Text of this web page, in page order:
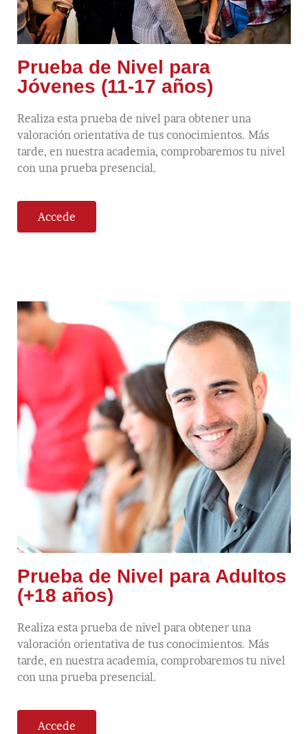
Prueba de Nivel para
Jóvenes (11-17 años)
Realiza esta prueba de nivel para obtener una
valoración orientativa de tus conocimientos. Más
tarde, en nuestra academia, comprobaremos tu nivel
con una prueba presencial.
Accede
Prueba de Nivel para Adultos
(+18 años)
Realiza esta prueba de nivel para obtener una
valoración orientativa de tus conocimientos. Más
tarde, en nuestra academia, comprobaremos tu nivel
con una prueba presencial.
Accede